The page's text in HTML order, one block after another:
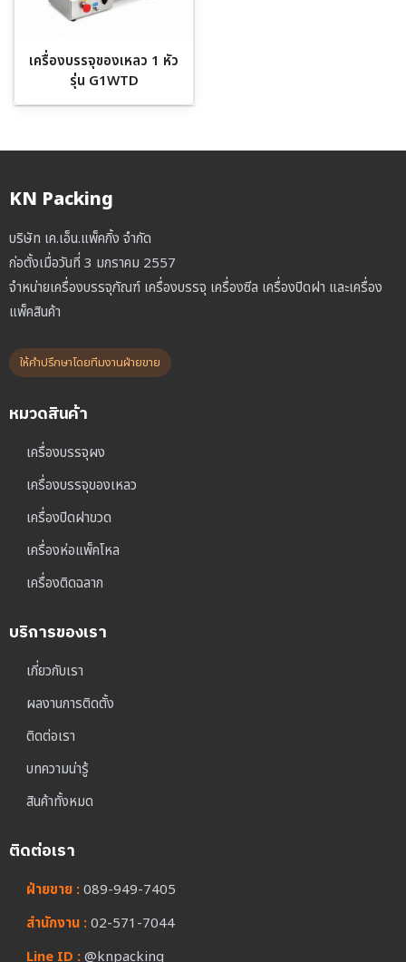
เครื่องบรรจุของเหลว 1 หัว
รุ่น G1WTD
KN Packing
บริษัท เค.เอ็น.แพ็คกิ้ง จำกัด
ก่อตั้งเมื่อวันที่ 3 มกราคม 2557
จำหน่ายเครื่องบรรจุภัณฑ์ เครื่องบรรจุ เครื่องซีล เครื่องปิดฝา และเครื่อง
แพ็คสินค้า
ให้คำปรึกษาโดยทีมงานฝ่ายขาย
หมวดสินค้า
เครื่องบรรจุผง
เครื่องบรรจุของเหลว
เครื่องปิดฝาขวด
เครื่องห่อแพ็คโหล
เครื่องติดฉลาก
บริการของเรา
เกี่ยวกับเรา
ผลงานการติดตั้ง
ติดต่อเรา
บทความน่ารู้
สินค้าทั้งหมด
ติดต่อเรา
ฝ่ายขาย :089-949-7405
สำนักงาน :02-571-7044
Line ID :@knpacking